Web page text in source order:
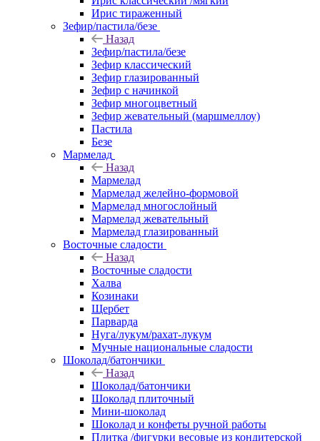
Ирис тираженный
Зефир/пастила/безе
Назад
Зефир/пастила/безе
Зефир классический
Зефир глазированный
Зефир с начинкой
Зефир многоцветный
Зефир жевательный (маршмеллоу)
Пастила
Безе
Мармелад
Назад
Мармелад
Мармелад желейно-формовой
Мармелад многослойный
Мармелад жевательный
Мармелад глазированный
Восточные сладости
Назад
Восточные сладости
Халва
Козинаки
Щербет
Парварда
Нуга/лукум/рахат-лукум
Мучные национальные сладости
Шоколад/батончики
Назад
Шоколад/батончики
Шоколад плиточный
Мини-шоколад
Шоколад и конфеты ручной работы
Плитка /фигурки весовые из кондитерской